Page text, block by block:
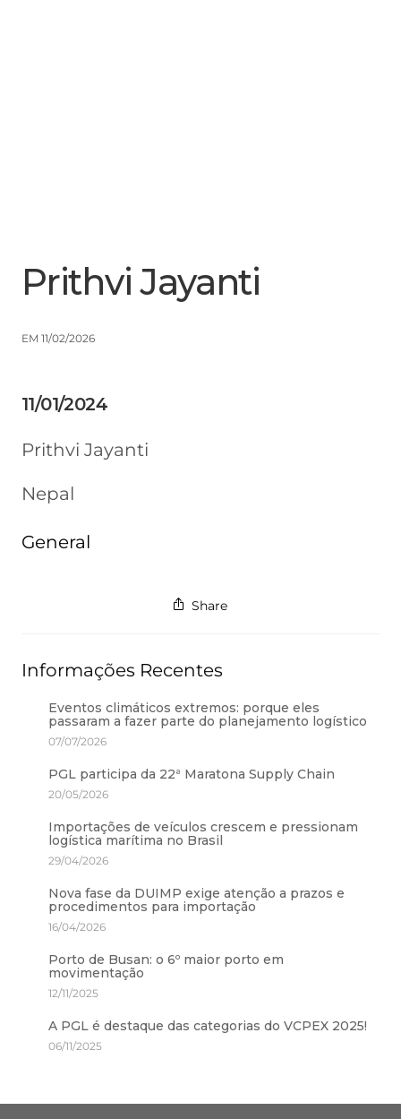
Prithvi Jayanti
EM 11/02/2026
11/01/2024
Prithvi Jayanti
Nepal
General
Share
Informações Recentes
Eventos climáticos extremos: porque eles
passaram a fazer parte do planejamento logístico
07/07/2026
PGL participa da 22ª Maratona Supply Chain
20/05/2026
Importações de veículos crescem e pressionam
logística marítima no Brasil
29/04/2026
Nova fase da DUIMP exige atenção a prazos e
procedimentos para importação
16/04/2026
Porto de Busan: o 6º maior porto em
movimentação
12/11/2025
A PGL é destaque das categorias do VCPEX 2025!
06/11/2025